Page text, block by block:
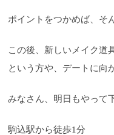
ポイントをつかめば、そ
この後、新しいメイク道
という方や、デートに向
みなさん、明日もやって
駒込駅から徒歩1分